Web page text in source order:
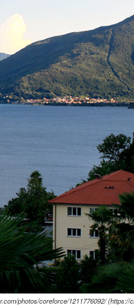
photos/coreforce/1211776092/ (https://